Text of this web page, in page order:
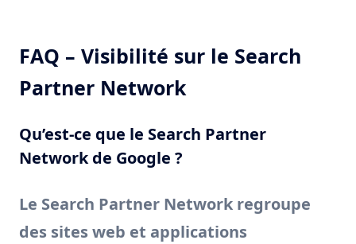
FAQ – Visibilité sur le Search
Partner Network
Qu’est-ce que le Search Partner
Network de Google ?
Le Search Partner Network regroupe
des sites web et applications